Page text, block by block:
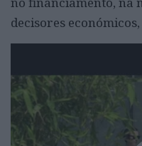
decisores